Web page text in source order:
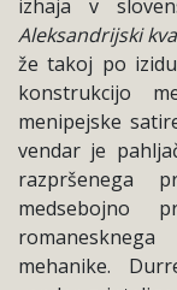
izhaja v
Aleksandrijski
že takoj po
konstrukcijo
menipejske
vendar je
razpršenega
medsebojno
mehanike.